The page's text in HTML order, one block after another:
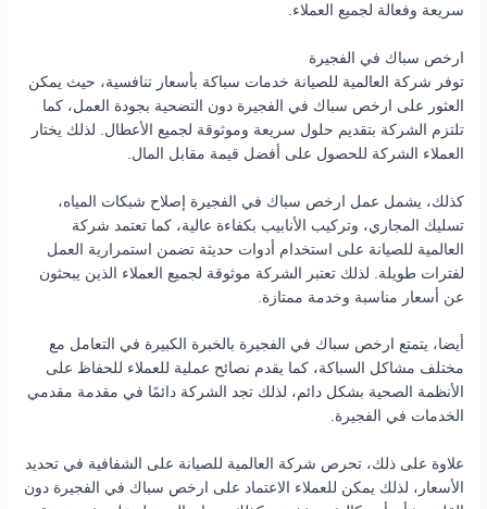
سريعة وفعالة لجميع العملاء.
ارخص سباك في الفجيرة
توفر شركة العالمية للصيانة خدمات سباكة بأسعار تنافسية، حيث يمكن
العثور على ارخص سباك في الفجيرة دون التضحية بجودة العمل، كما
تلتزم الشركة بتقديم حلول سريعة وموثوقة لجميع الأعطال. لذلك يختار
العملاء الشركة للحصول على أفضل قيمة مقابل المال.
كذلك، يشمل عمل ارخص سباك في الفجيرة إصلاح شبكات المياه،
تسليك المجاري، وتركيب الأنابيب بكفاءة عالية، كما تعتمد شركة
العالمية للصيانة على استخدام أدوات حديثة تضمن استمرارية العمل
لفترات طويلة. لذلك تعتبر الشركة موثوقة لجميع العملاء الذين يبحثون
عن أسعار مناسبة وخدمة ممتازة.
أيضا، يتمتع ارخص سباك في الفجيرة بالخبرة الكبيرة في التعامل مع
مختلف مشاكل السباكة، كما يقدم نصائح عملية للعملاء للحفاظ على
الأنظمة الصحية بشكل دائم، لذلك تجد الشركة دائمًا في مقدمة مقدمي
الخدمات في الفجيرة.
علاوة على ذلك، تحرص شركة العالمية للصيانة على الشفافية في تحديد
الأسعار، لذلك يمكن للعملاء الاعتماد على ارخص سباك في الفجيرة دون